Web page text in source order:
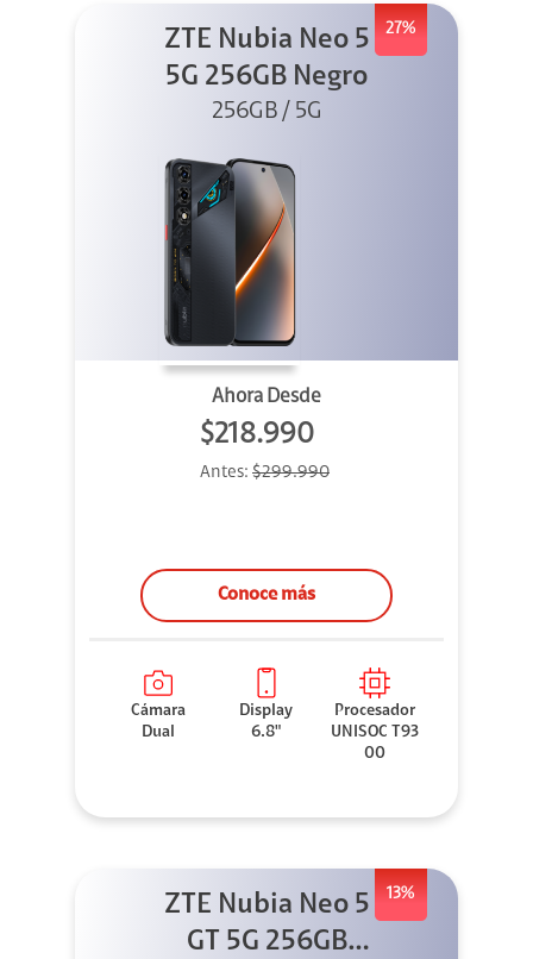
27%
ZTE Nubia Neo 5
5G 256GB Negro
256GB / 5G
Ahora Desde
$218.990
Antes: $299.990
Conoce más
Cámara
Dual
Display
6.8"
Procesador
UNISOC T93
00
13%
ZTE Nubia Neo 5
GT 5G 256GB